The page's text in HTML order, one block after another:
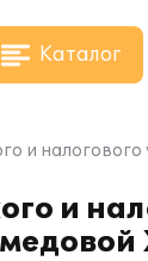
Каталог
и
и